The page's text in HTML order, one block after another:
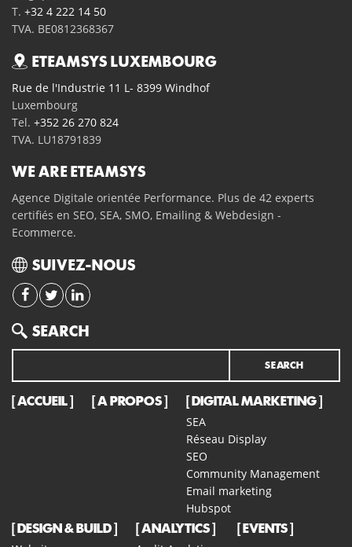
T. +32 4 222 14 50
TVA. BE0812368367
ETEAMSYS LUXEMBOURG
Rue de l'Industrie 11 L- 8399 Windhof
Luxembourg
Tel. +352 26 270 824
TVA. LU18791839
WE ARE ETEAMSYS
Agence Digitale orientée Performance. Plus de 42 experts
certifiés en SEO, SEA, SMO, Emailing & Webdesign -
Ecommerce.
SUIVEZ-NOUS
SEARCH
Search
ACCUEIL A PROPOS DIGITAL MARKETING
SEA
Réseau Display
SEO
Community Management
Email marketing
Hubspot
DESIGN & BUILD ANALYTICS EVENTS